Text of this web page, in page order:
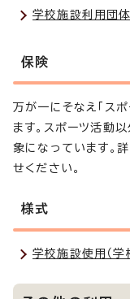
学校施設利用団
保険
万が一にそなえ「ス
ます。スポーツ活動
象になっています。
せください。
様式
学校施設使用（学